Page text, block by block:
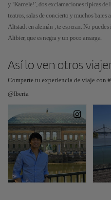
y ‘Kamele!’, dos exclamaciones típicas de
teatros, salas de concierto y muchos
Altstadt en alemán-, te esperan. No
Altbier, que es negra y un poco amarga.
Así lo ven otros
Comparte tu experiencia de viaje con
@Iberia